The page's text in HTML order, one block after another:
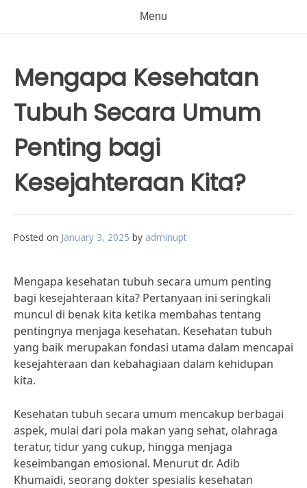
Menu
Mengapa Kesehatan
Tubuh Secara Umum
Penting bagi
Kesejahteraan Kita?
Posted on January 3, 2025 by adminupt
Mengapa kesehatan tubuh secara umum penting
bagi kesejahteraan kita? Pertanyaan ini seringkali
muncul di benak kita ketika membahas tentang
pentingnya menjaga kesehatan. Kesehatan tubuh
yang baik merupakan fondasi utama dalam mencapai
kesejahteraan dan kebahagiaan dalam kehidupan
kita.
Kesehatan tubuh secara umum mencakup berbagai
aspek, mulai dari pola makan yang sehat, olahraga
teratur, tidur yang cukup, hingga menjaga
keseimbangan emosional. Menurut dr. Adib
Khumaidi, seorang dokter spesialis kesehatan